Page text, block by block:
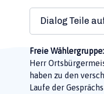
Dialog Teile
Freie Wählergruppe:
Herr
haben zu den
Laufe der